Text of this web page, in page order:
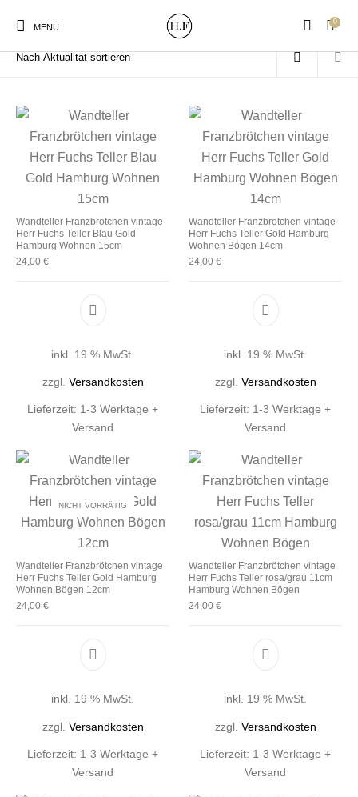
MENU
0
New Products On Sale! Wandteller Geschirrtücher
Gutscheine Kissen Magneten
Patches
Start / Produkte verschlagwortet mit „Bogen“
Wandteller Franzbrötchen vintage
Herr Fuchs Teller Blau Gold
Hamburg Wohnen 15cm
24,00 €
inkl. 19 % MwSt.
zzgl. Versandkosten
Lieferzeit: 1-3 Werktage +
Versand
Wandteller Franzbrötchen vintage
Herr Fuchs Teller Gold Hamburg
Wohnen Bögen 14cm
24,00 €
inkl. 19 % MwSt.
zzgl. Versandkosten
Lieferzeit: 1-3 Werktage +
Versand
NICHT VORRÄTIG
Wandteller Franzbrötchen vintage
Herr Fuchs Teller Gold Hamburg
Wohnen Bögen 12cm
24,00 €
inkl. 19 % MwSt.
zzgl. Versandkosten
Lieferzeit: 1-3 Werktage +
Versand
Wandteller Franzbrötchen vintage
Herr Fuchs Teller rosa/grau 11cm
Hamburg Wohnen Bögen
24,00 €
inkl. 19 % MwSt.
zzgl. Versandkosten
Lieferzeit: 1-3 Werktage +
Versand